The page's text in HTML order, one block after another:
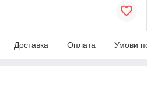
Доставка Оплата Умови